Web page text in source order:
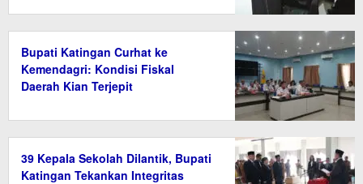
Bupati Katingan Curhat ke
Kemendagri: Kondisi Fiskal
Daerah Kian Terjepit
39 Kepala Sekolah Dilantik, Bupati
Katingan Tekankan Integritas